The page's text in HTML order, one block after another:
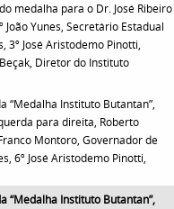
medalha para o Dr. José Ribeiro
Yunes, Secretário Estadual
3º José Aristodemo Pinotti,
Diretor do Instituto
“Medalha Instituto Butantan”,
para direita, Roberto
Montoro, Governador de
6º José Aristodemo Pinotti,
“Medalha Instituto Butantan”,